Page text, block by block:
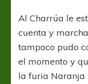
Al Charrúa le
cuenta y
tampoco pudo
el momento y
la furia Naranja